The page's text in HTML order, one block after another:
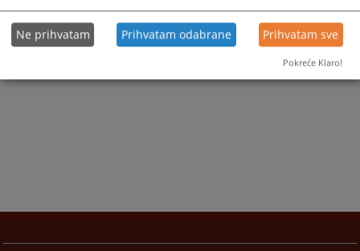
Ne prihvatam Prihvatam odabrane Prihvatam sve
Pokreće Klaro!